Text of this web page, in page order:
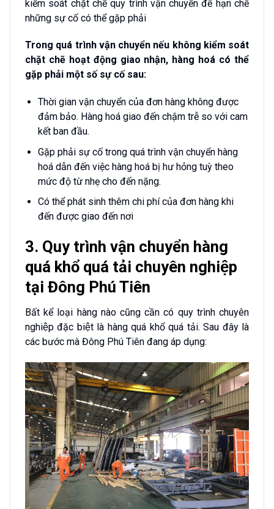
kiểm soát chặt chẽ quy trình vận chuyển để hạn chế
những sự cố có thể gặp phải
Trong quá trình vận chuyển nếu không kiểm soát
chặt chẽ hoạt động giao nhận, hàng hoá có thể
gặp phải một số sự cố sau:
Thời gian vận chuyển của đơn hàng không được
đảm bảo. Hàng hoá giao đến chậm trễ so với cam
kết ban đầu.
Gặp phải sự cố trong quá trình vận chuyển hàng
hoá dẫn đến việc hàng hoá bị hư hỏng tuỳ theo
mức độ từ nhẹ cho đến nặng.
Có thể phát sinh thêm chi phí của đơn hàng khi
đến được giao đến nơi
3. Quy trình vận chuyển hàng
quá khổ quá tải chuyên nghiệp
tại Đông Phú Tiên
Bất kể loại hàng nào cũng cần có quy trình chuyên
nghiệp đặc biệt là hàng quá khổ quá tải. Sau đây là
các bước mà Đông Phú Tiên đang áp dụng: